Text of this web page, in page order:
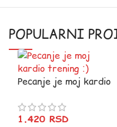
POPULARNI
Pecanje je moj kardio
1.420 RSD